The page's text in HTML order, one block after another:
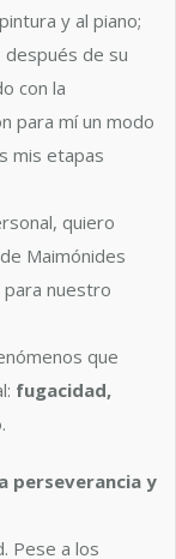
y al piano;
después de su
con la
para mí un modo
mis etapas
quiero
Maimónides
nuestro
que
fugacidad,
.
perseverancia y
Pese a los